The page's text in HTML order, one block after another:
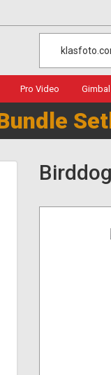
Pro Video